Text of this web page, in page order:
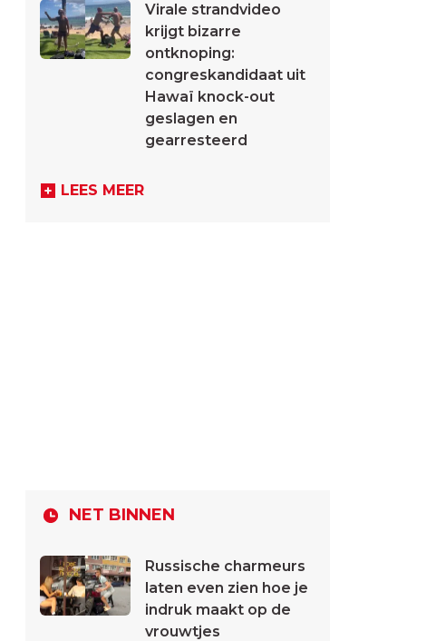
Virale strandvideo
krijgt bizarre
ontknoping:
congreskandidaat uit
Hawaï knock-out
geslagen en
gearresteerd
LEES MEER
NET BINNEN
Russische charmeurs
laten even zien hoe je
indruk maakt op de
vrouwtjes